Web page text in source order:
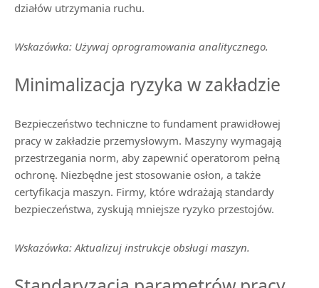
działów utrzymania ruchu.
Wskazówka: Używaj oprogramowania analitycznego.
Minimalizacja ryzyka w zakładzie
Bezpieczeństwo techniczne to fundament prawidłowej
pracy w zakładzie przemysłowym. Maszyny wymagają
przestrzegania norm, aby zapewnić operatorom pełną
ochronę. Niezbędne jest stosowanie osłon, a także
certyfikacja maszyn. Firmy, które wdrażają standardy
bezpieczeństwa, zyskują mniejsze ryzyko przestojów.
Wskazówka: Aktualizuj instrukcje obsługi maszyn.